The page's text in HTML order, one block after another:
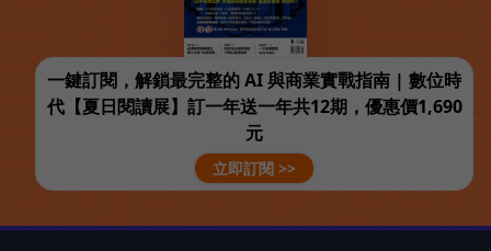
一鍵訂閱，解鎖最完整的 AI 與商業實戰指南 | 數位時
代【夏日閱讀展】訂一年送一年共12期，優惠價1,690
元
立即訂閱 >>